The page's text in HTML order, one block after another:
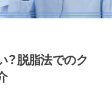
？脱脂法でのク